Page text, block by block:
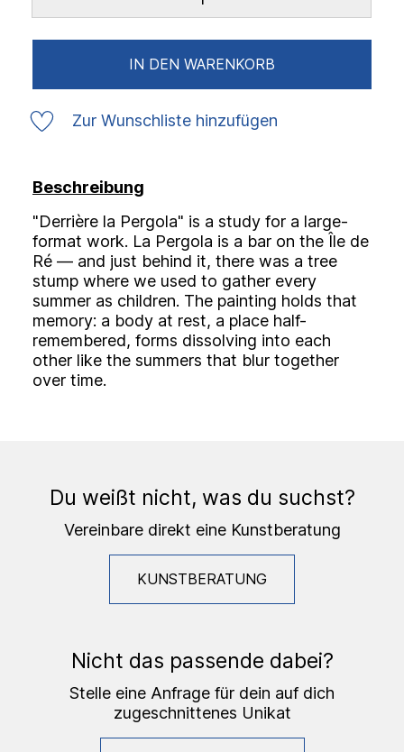
IN DEN WARENKORB
Zur Wunschliste hinzufügen
Beschreibung
"Derrière la Pergola" is a study for a large-
format work. La Pergola is a bar on the Île de
Ré — and just behind it, there was a tree
stump where we used to gather every
summer as children. The painting holds that
memory: a body at rest, a place half-
remembered, forms dissolving into each
other like the summers that blur together
over time.
Du weißt nicht, was du suchst?
Vereinbare direkt eine Kunstberatung
KUNSTBERATUNG
Nicht das passende dabei?
Stelle eine Anfrage für dein auf dich
zugeschnittenes Unikat